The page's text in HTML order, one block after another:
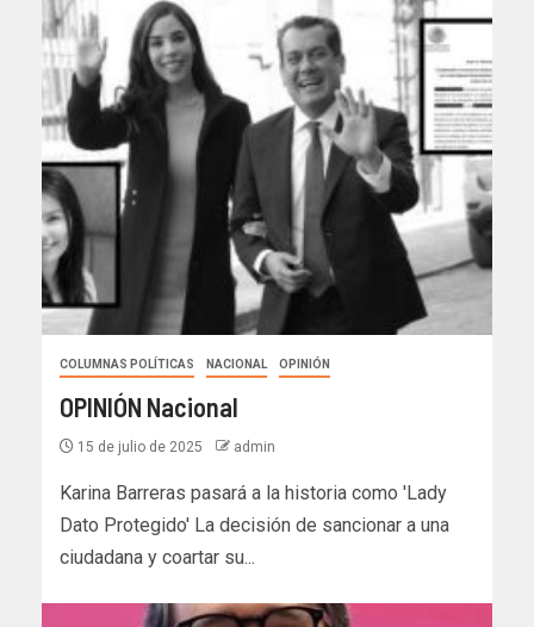
COLUMNAS POLÍTICAS NACIONAL OPINIÓN
OPINIÓN Nacional
15 de julio de 2025 admin
Karina Barreras pasará a la historia como 'Lady
Dato Protegido' La decisión de sancionar a una
ciudadana y coartar su...